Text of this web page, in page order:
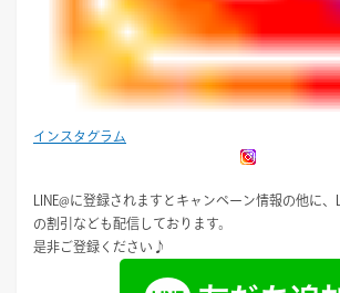
インスタグラム
LINE@に登録されますとキャンペーン情報の他に、
の割引なども配信しております。
是非ご登録ください♪